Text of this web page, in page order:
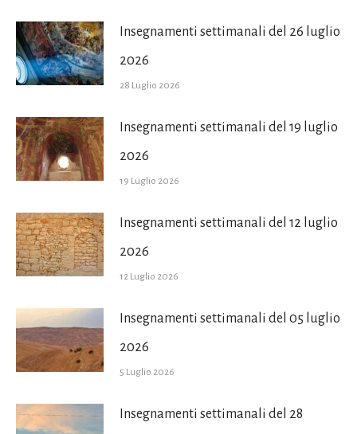
Insegnamenti settimanali del 26 luglio
2026
28 Luglio 2026
Insegnamenti settimanali del 19 luglio
2026
19 Luglio 2026
Insegnamenti settimanali del 12 luglio
2026
12 Luglio 2026
Insegnamenti settimanali del 05 luglio
2026
5 Luglio 2026
Insegnamenti settimanali del 28